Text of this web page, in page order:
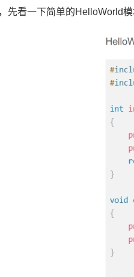
先看一下简单的HelloWorld模